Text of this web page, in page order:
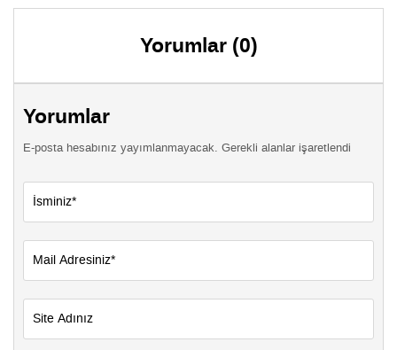
Yorumlar (0)
Yorumlar
E-posta hesabınız yayımlanmayacak. Gerekli alanlar işaretlendi